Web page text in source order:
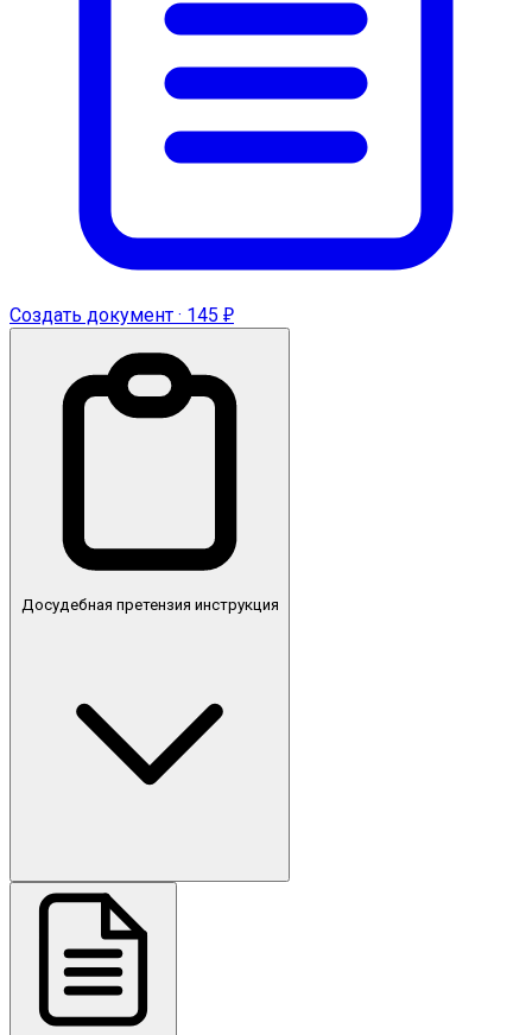
Создать документ · 145 ₽
Досудебная претензия инструкция